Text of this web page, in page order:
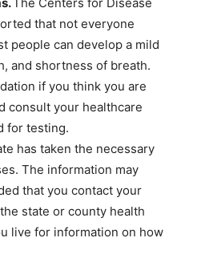
that not everyone
people can develop a mild
and shortness of breath.
if you think you are
consult your healthcare
for testing.
has taken the necessary
The information may
that you contact your
state or county health
live for information on how